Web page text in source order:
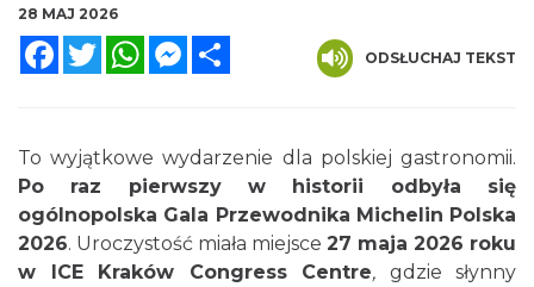
28 MAJ 2026
FacebookTwitterWhatsAppMessenger
ODSŁUCHAJ TEKST
To wyjątkowe wydarzenie dla polskiej gastronomii.
Po raz pierwszy w historii odbyła się
ogólnopolska Gala Przewodnika Michelin Polska
2026. Uroczystość miała miejsce 27 maja 2026 roku
w ICE Kraków Congress Centre, gdzie słynny